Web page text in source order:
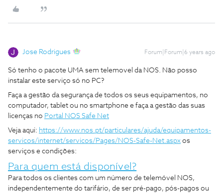
Jose Rodrigues Forum|Forum|6 years ago
Só tenho o pacote UMA sem telemovel da NOS. Não posso
instalar este serviço só no PC?
Faça a gestão da segurança de todos os seus equipamentos, no
computador, tablet ou no smartphone e faça a gestão das suas
licenças no Portal NOS Safe Net
Veja aqui: https://www.nos.pt/particulares/ajuda/equipamentos-
servicos/internet/servicos/Pages/NOS-Safe-Net.aspx os
serviços e condições:
Para quem está disponível?
Para todos os clientes com um número de telemóvel NOS,
independentemente do tarifário, de ser pré-pago, pós-pagos ou